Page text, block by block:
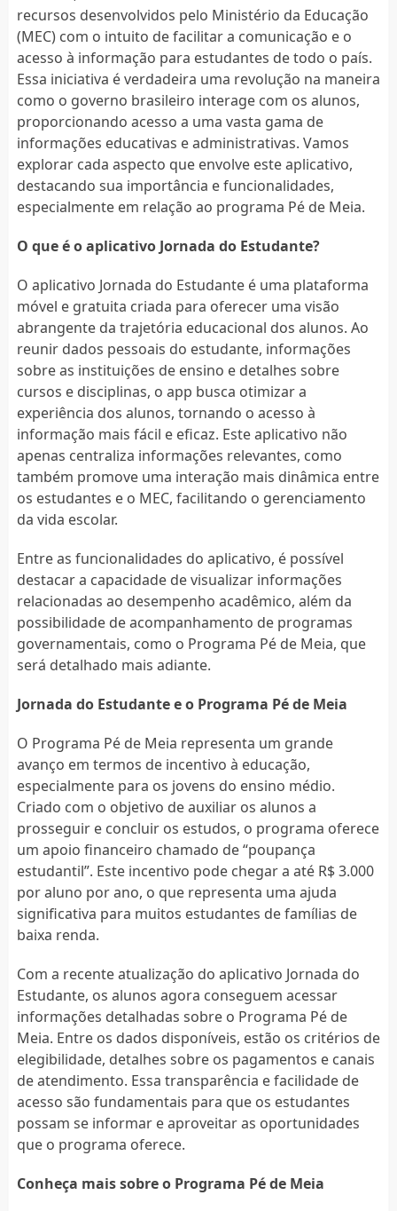
recursos desenvolvidos pelo Ministério da Educação
(MEC) com o intuito de facilitar a comunicação e o
acesso à informação para estudantes de todo o país.
Essa iniciativa é verdadeira uma revolução na maneira
como o governo brasileiro interage com os alunos,
proporcionando acesso a uma vasta gama de
informações educativas e administrativas. Vamos
explorar cada aspecto que envolve este aplicativo,
destacando sua importância e funcionalidades,
especialmente em relação ao programa Pé de Meia.
O que é o aplicativo Jornada do Estudante?
O aplicativo Jornada do Estudante é uma plataforma
móvel e gratuita criada para oferecer uma visão
abrangente da trajetória educacional dos alunos. Ao
reunir dados pessoais do estudante, informações
sobre as instituições de ensino e detalhes sobre
cursos e disciplinas, o app busca otimizar a
experiência dos alunos, tornando o acesso à
informação mais fácil e eficaz. Este aplicativo não
apenas centraliza informações relevantes, como
também promove uma interação mais dinâmica entre
os estudantes e o MEC, facilitando o gerenciamento
da vida escolar.
Entre as funcionalidades do aplicativo, é possível
destacar a capacidade de visualizar informações
relacionadas ao desempenho acadêmico, além da
possibilidade de acompanhamento de programas
governamentais, como o Programa Pé de Meia, que
será detalhado mais adiante.
Jornada do Estudante e o Programa Pé de Meia
O Programa Pé de Meia representa um grande
avanço em termos de incentivo à educação,
especialmente para os jovens do ensino médio.
Criado com o objetivo de auxiliar os alunos a
prosseguir e concluir os estudos, o programa oferece
um apoio financeiro chamado de “poupança
estudantil”. Este incentivo pode chegar a até R$ 3.000
por aluno por ano, o que representa uma ajuda
significativa para muitos estudantes de famílias de
baixa renda.
Com a recente atualização do aplicativo Jornada do
Estudante, os alunos agora conseguem acessar
informações detalhadas sobre o Programa Pé de
Meia. Entre os dados disponíveis, estão os critérios de
elegibilidade, detalhes sobre os pagamentos e canais
de atendimento. Essa transparência e facilidade de
acesso são fundamentais para que os estudantes
possam se informar e aproveitar as oportunidades
que o programa oferece.
Conheça mais sobre o Programa Pé de Meia